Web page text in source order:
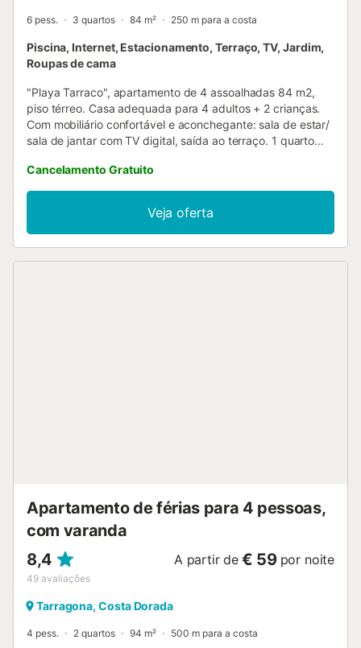
6 pess. 3 quartos 84 m² 250 m para a costa
Piscina, Internet, Estacionamento, Terraço, TV, Jardim,
Roupas de cama
"Playa Tarraco", apartamento de 4 assoalhadas 84 m2,
piso térreo. Casa adequada para 4 adultos + 2 crianças.
Com mobiliário confortável e aconchegante: sala de estar/
sala de jantar com TV digital, saída ao terraço. 1 quarto
duche/WC, saída ao terraço. 1 quarto com 1 cama de
casal (135 cm, 190 cm de comprimento). 1 quarto com 1
cama (90 cm, 190 cm de comprimento), 1 possibilidade
para dormir (90 cm, 180 cm de comprimento). Cozinha
(forno, Máquina de lavar loiçã 4 placas de vitrocerâmica).
Cancelamento Gratuito
Veja oferta
Apartamento de férias para 4 pessoas,
com varanda
8,4
49 avaliações
A partir de € 59 por noite
Tarragona, Costa Dorada
4 pess. 2 quartos 94 m² 500 m para a costa